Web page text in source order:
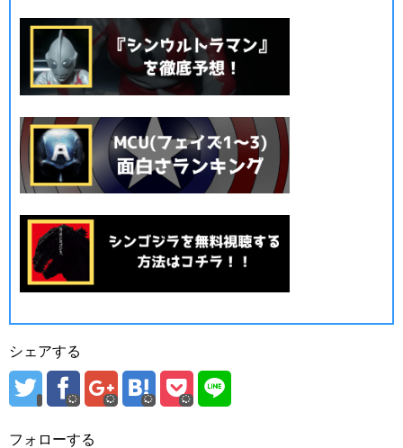
シェアする
フォローする